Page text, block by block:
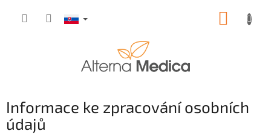
Informace ke zpracování osobních
údajů